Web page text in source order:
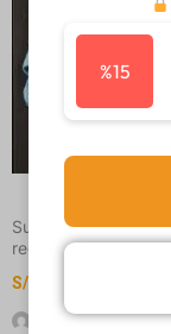
Sudadera con
redondo y manga
S/
%15